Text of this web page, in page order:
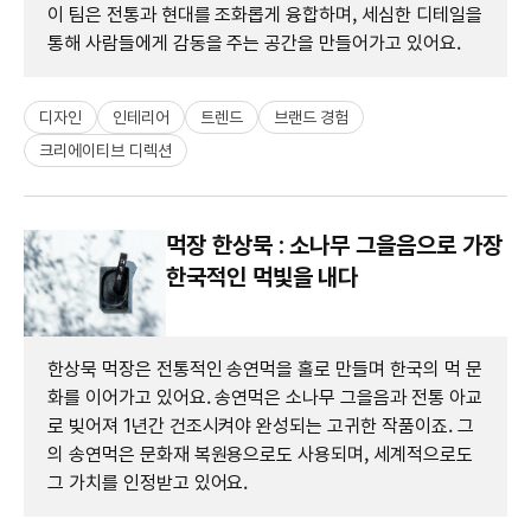
이 팀은 전통과 현대를 조화롭게 융합하며, 세심한 디테일을
통해 사람들에게 감동을 주는 공간을 만들어가고 있어요.
디자인 인테리어 트렌드
브랜드 경험
크리에이티브 디렉션
먹장 한상묵 : 소나무 그을음으로 가장
한국적인 먹빛을 내다
한상묵 먹장은 전통적인 송연먹을 홀로 만들며 한국의 먹 문
화를 이어가고 있어요. 송연먹은 소나무 그을음과 전통 아교
로 빚어져 1년간 건조시켜야 완성되는 고귀한 작품이죠. 그
의 송연먹은 문화재 복원용으로도 사용되며, 세계적으로도
그 가치를 인정받고 있어요.